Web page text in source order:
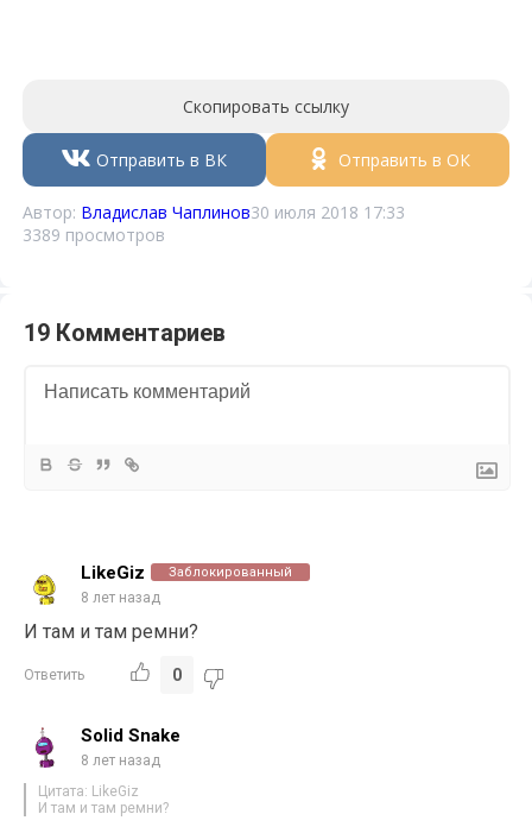
Скопировать ссылку
Отправить в ВК Отправить в ОК
Автор: Владислав Чаплинов30 июля 2018 17:33
3389 просмотров
19 Комментариев
LikeGiz Заблокированный
8 лет назад
И там и там ремни?
Ответить 0
Solid Snake
8 лет назад
Цитата: LikeGiz
И там и там ремни?